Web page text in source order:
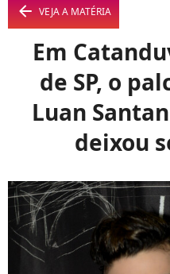
arrow_left VEJA A MATÉRIA
Em
de SP, o
Luan
deixou